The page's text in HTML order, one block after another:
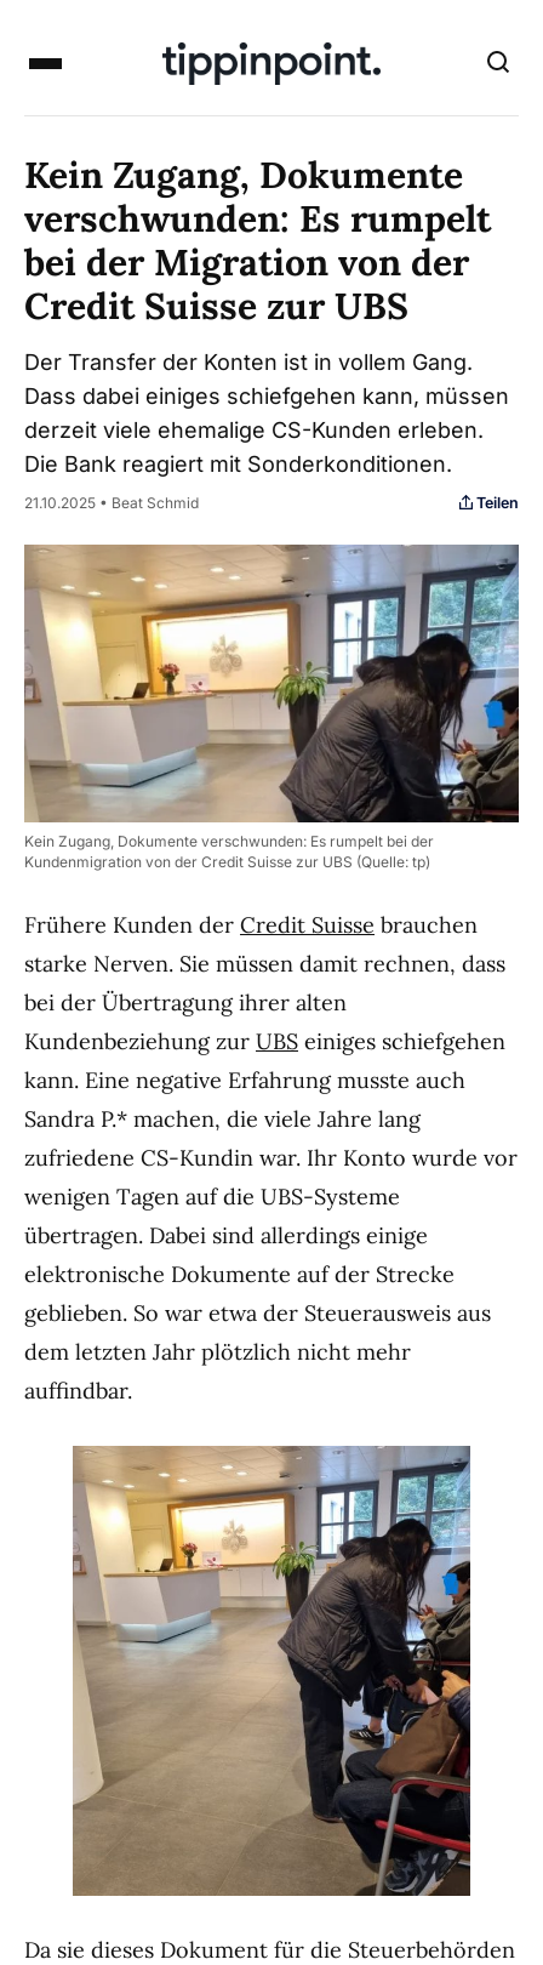
Kein Zugang, Dokumente
verschwunden: Es rumpelt
bei der Migration von der
Credit Suisse zur UBS
Der Transfer der Konten ist in vollem Gang.
Dass dabei einiges schiefgehen kann, müssen
derzeit viele ehemalige CS-Kunden erleben.
Die Bank reagiert mit Sonderkonditionen.
21.10.2025 • Beat Schmid Teilen
Kein Zugang, Dokumente verschwunden: Es rumpelt bei der
Kundenmigration von der Credit Suisse zur UBS (Quelle: tp)
Frühere Kunden der Credit Suisse brauchen
starke Nerven. Sie müssen damit rechnen, dass
bei der Übertragung ihrer alten
Kundenbeziehung zur UBS einiges schiefgehen
kann. Eine negative Erfahrung musste auch
Sandra P.* machen, die viele Jahre lang
zufriedene CS-Kundin war. Ihr Konto wurde vor
wenigen Tagen auf die UBS-Systeme
übertragen. Dabei sind allerdings einige
elektronische Dokumente auf der Strecke
geblieben. So war etwa der Steuerausweis aus
dem letzten Jahr plötzlich nicht mehr
auffindbar.
Da sie dieses Dokument für die Steuerbehörden